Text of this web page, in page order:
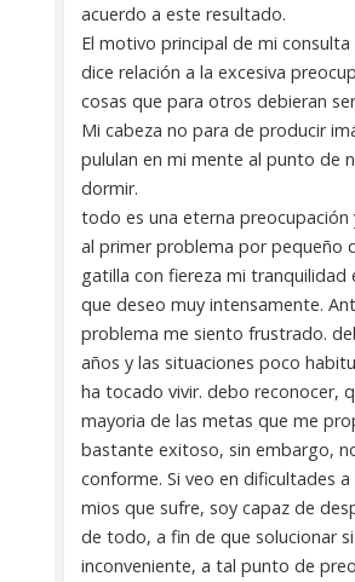
acuerdo a este resultado.
El motivo principal de mi
dice relación a la excesiva
cosas que para otros debieran
Mi cabeza no para de producir
pululan en mi mente al punto de
dormir.
todo es una eterna preocupación
al primer problema por pequeño
gatilla con fiereza mi tranquilidad
que deseo muy intensamente.
problema me siento frustrado.
años y las situaciones poco
ha tocado vivir. debo reconocer,
mayoria de las metas que me
bastante exitoso, sin embargo,
conforme. Si veo en dificultades
mios que sufre, soy capaz de
de todo, a fin de que solucionar si
inconveniente, a tal punto de